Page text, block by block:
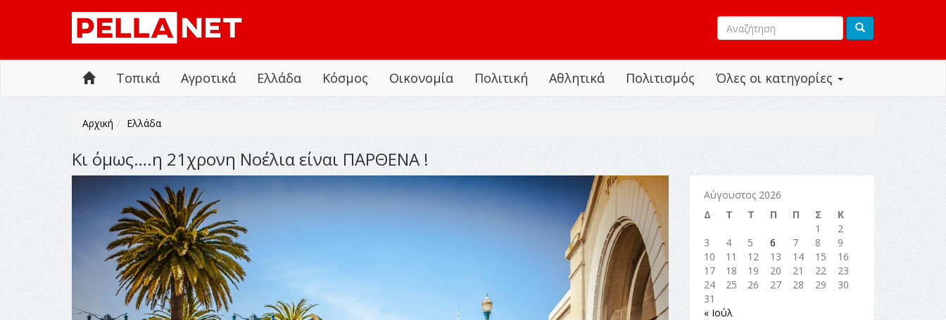
Όλες οι κατηγορίες
Τοπικά Αγροτικά Ελλάδα Κόσμος Οικονομία Πολιτική Αθλητικά Πολιτισμός
Αρχική Ελλάδα
Κι όμως….η 21χρονη Νοέλια είναι ΠΑΡΘΕΝΑ !
Αύγουστος 2026
Δ
Τ Τ Π Π Σ
Κ
1
2
3
4 5 6 7 8
9
10
11 12 13 14 15
16
17
18 19 20 21 22
23
24
25 26 27 28 29
30
31
« Ιούλ